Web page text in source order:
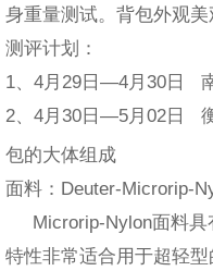
身重量测试。背包外观美
测评计划：
1、4月29日—4月30日
2、4月30日—5月02日
包的大体组成
面料：Deuter-Microrip-
Microrip-Nylon面料具
特性非常适合用于超轻